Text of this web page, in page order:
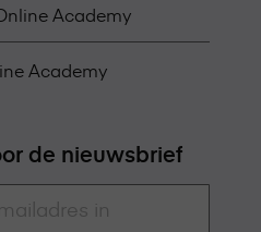
Academy
Academy
de nieuwsbrief